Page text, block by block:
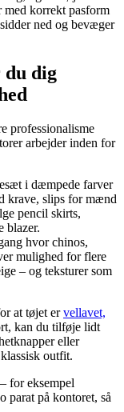
med korrekt pasform
ned og bevæger
dig
professionalisme
arbejder inden for
i dæmpede farver
krave, slips for mænd
pencil skirts,
blazer.
hvor chinos,
mulighed for flere
– og teksturer som
at tøjet ervellavet,
kan du tilføje lidt
eller
outfit.
for eksempel
parat på kontoret, så